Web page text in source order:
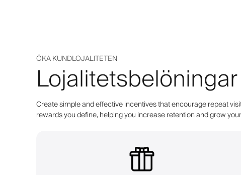
ÖKA KUNDLOJALITETEN
Create simple and effective incentives that encourage repeat
rewards you define, helping you increase retention and grow